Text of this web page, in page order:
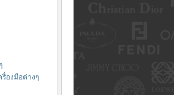
รื่องมือต่างๆ